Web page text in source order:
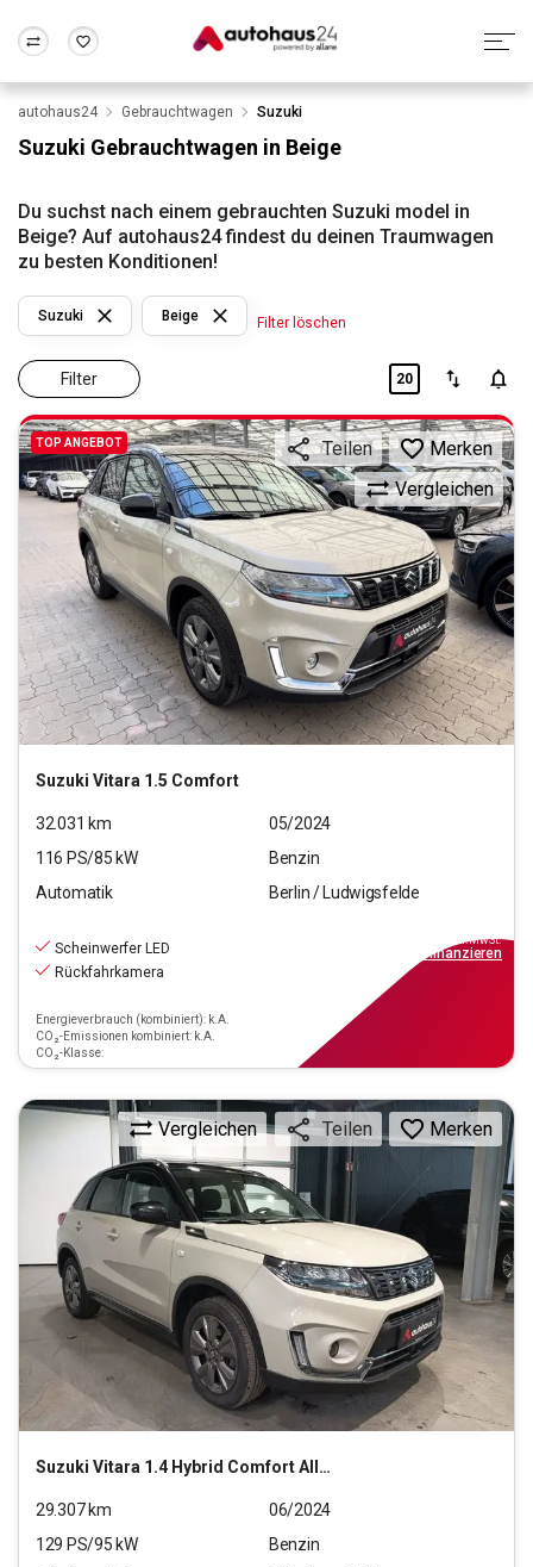
Wir bewerten dein Auto
Alle Fragen & Antworten
Rund um die Inzahlungnahme
Frankfurt Wuppertal
autohaus24 Gebrauchtwagen Suzuki
Suzuki Gebrauchtwagen in Beige
Du suchst nach einem gebrauchten Suzuki model in
Beige? Auf autohaus24 findest du deinen Traumwagen
zu besten Konditionen!
Filter
Suzuki Beige Filter löschen
20
TOP ANGEBOT
Suzuki Vitara 1.5 Comfort
Vergleichen
Teilen Merken
32.031 km
05/2024
116 PS/85 kW
Benzin
Automatik
Berlin / Ludwigsfelde
Scheinwerfer LED
Rückfahrkamera
Energieverbrauch (kombiniert): k.A.
CO₂-Emissionen kombiniert: k.A.
CO₂-Klasse:
inkl.MwSt.
finanzieren
Suzuki Vitara 1.4 Hybrid Comfort Allgrip
Vergleichen Teilen Merken
29.307km
06/2024
129 PS/95 kW
Benzin